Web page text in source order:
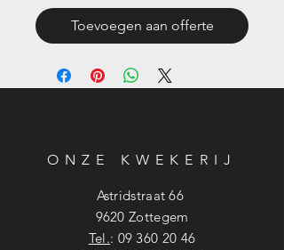
Toevoegen aan offerte
ONZE KWEKERIJ
Astridstraat 66
9620 Zottegem
Tel.: 09 360 20 46